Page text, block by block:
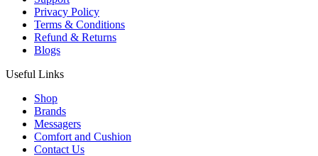
Privacy Policy
Terms & Conditions
Refund & Returns
Blogs
Useful Links
Shop
Brands
Messagers
Comfort and Cushion
Contact Us